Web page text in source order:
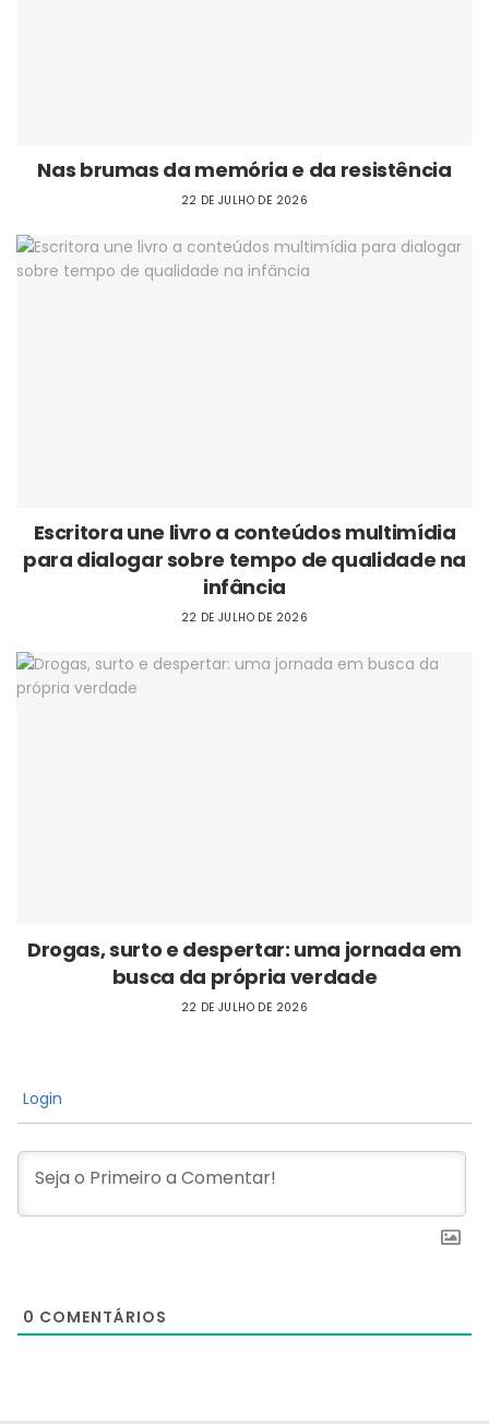
Nas brumas da memória e da resistência
22 DE JULHO DE 2026
Escritora une livro a conteúdos multimídia
para dialogar sobre tempo de qualidade na
infância
22 DE JULHO DE 2026
Drogas, surto e despertar: uma jornada em
busca da própria verdade
22 DE JULHO DE 2026
Login
0 COMENTÁRIOS